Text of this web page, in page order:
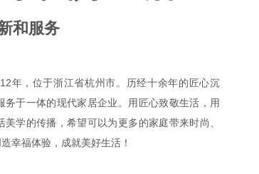
和服务
年，位于浙江省杭州市。历经十余年的匠心沉
于一体的现代家居企业。用匠心致敬生活，用
学的传播，希望可以为更多的家庭带来时尚、
幸福体验，成就美好生活！